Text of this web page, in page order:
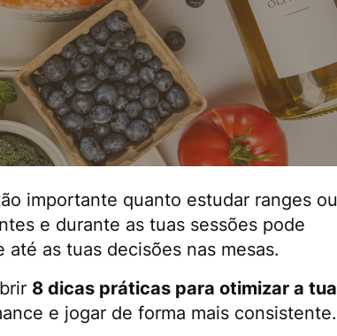
importante quanto estudar ranges ou
e durante as tuas sessões pode
as tuas decisões nas mesas.
8 dicas práticas para otimizar a tua
e jogar de forma mais consistente.